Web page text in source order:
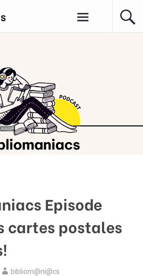
Episode
cartes postales
bibliom@ni@cs